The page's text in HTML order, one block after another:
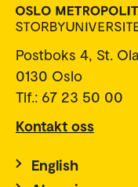
Postboks 4, St.
0130 Oslo
Tlf.: 67 23 50 00
Kontakt oss
English